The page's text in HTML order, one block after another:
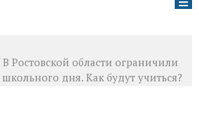
В Ростовской области ограничили
дня. Как будут учиться?